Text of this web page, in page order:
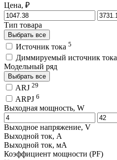
Цена, ₽
Тип товара
Выбрать все
Источник тока 5
Диммируемый источник тока
Модельный ряд
Выбрать все
ARJ 29
ARPJ 6
Выходная мощность, W
Выходное напряжение, V
Выходной ток, A
Выходной ток, мA
Коэффициент мощности (PF)